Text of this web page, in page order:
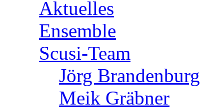
Aktuelles
Ensemble
Scusi-Team
Jörg Brandenburg
Meik Gräbner